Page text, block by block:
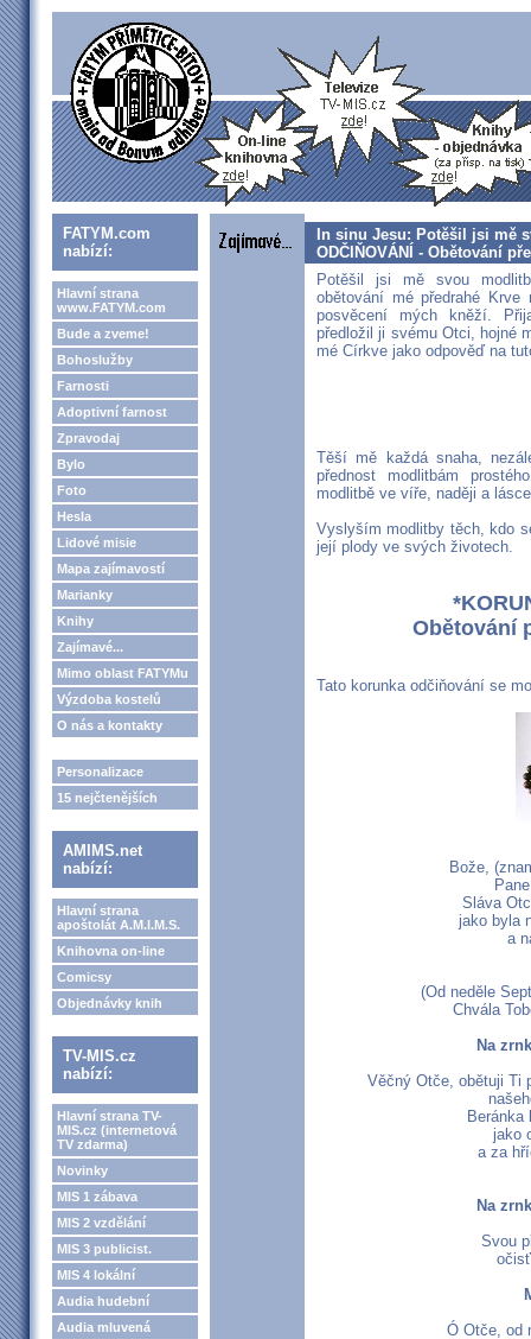
FATYM.com
nabízí:
Hlavní strana
www.FATYM.com
Bude a zveme!
Bohoslužby
Farnosti
Adoptivní farnost
Zpravodaj
Bylo
Foto
Hesla
Lidové misie
Mapa zajímavostí
Marianky
Knihy
Zajímavé...
Mimo oblast FATYMu
Výzdoba kostelů
O nás a kontakty
Personalizace
15 nejčtenějších
AMIMS.net
nabízí:
Hlavní strana
apoštolát A.M.I.M.S.
Knihovna on-line
Comicsy
Objednávky knih
TV-MIS.cz
nabízí:
Hlavní strana TV-
MIS.cz (internetová
TV zdarma)
Novinky
MIS 1 zábava
MIS 2 vzdělání
MIS 3 publicist.
MIS 4 lokální
Audia hudební
Audia mluvená
In sinu Jesu: Potěšil jsi mě
ODČIŇOVÁNÍ - Obětování
Potěšil jsi mě svou
obětování mé předrahé
posvěcení mých kněží.
předložil ji svému Otci, hojné
mé Církve jako odpověď na
Těší mě každá snaha,
přednost modlitbám
modlitbě ve víře, naději a
Vyslyším modlitby těch, kdo
její plody ve svých životech.
Obětování
Tato korunka odčiňování se
Bože,
Sláva
jako byla
a
(Od neděle
Chvála
Na
Věčný Otče, obětuji Ti
Beránka
jako
a za
Na
Svou
Ó Otče, od